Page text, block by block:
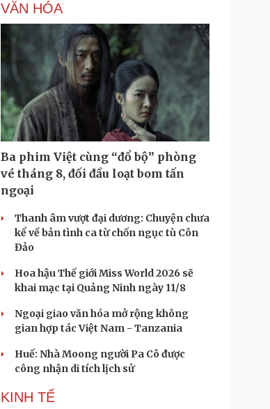
VĂN HÓA
Ba phim Việt cùng “đổ bộ” phòng
vé tháng 8, đối đầu loạt bom tấn
ngoại
Thanh âm vượt đại dương: Chuyện chưa
kể về bản tình ca từ chốn ngục tù Côn
Đảo
Hoa hậu Thế giới Miss World 2026 sẽ
khai mạc tại Quảng Ninh ngày 11/8
Ngoại giao văn hóa mở rộng không
gian hợp tác Việt Nam - Tanzania
Huế: Nhà Moong người Pa Cô được
công nhận di tích lịch sử
KINH TẾ